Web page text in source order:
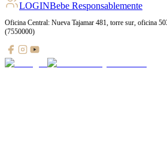
LOGINBebe Responsablemente
Oficina Central: Nueva Tajamar 481, torre sur, oficina
(7550000)